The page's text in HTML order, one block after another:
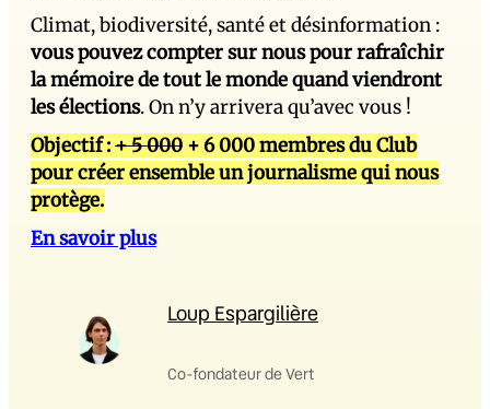
Climat, biodiversité, santé et désinformation :
vous pouvez compter sur nous pour rafraîchir
la mémoire de tout le monde quand viendront
les élections. On n’y arrivera qu’avec vous !
Objectif :+ 5 000 + 6 000 membres du Club
pour créer ensemble un journalisme qui nous
protège.
En savoir plus
Loup Espargilière
Co-fondateur de Vert